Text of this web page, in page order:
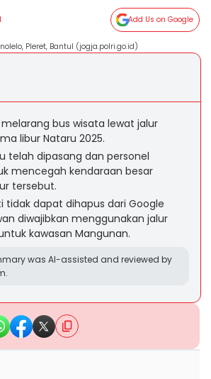
Add Us on Google
Pleret, Bantul (jogja.polri.go.id)
bus wisata lewat jalur
libur Nataru 2025.
telah dipasang dan personel
mencegah kendaraan besar
tersebut.
tidak dapat dihapus dari Google
diwajibkan menggunakan jalur
kawasan Mangunan.
was AI-assisted and reviewed by